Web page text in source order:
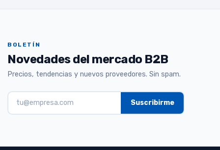
BOLETÍN
Novedades del mercado B2B
Precios, tendencias y nuevos proveedores. Sin spam.